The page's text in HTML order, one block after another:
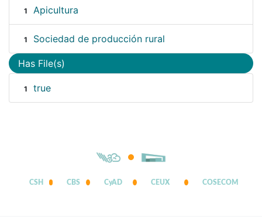
1 Apicultura
1 Sociedad de producción rural
Has File(s)
1 true
CSH CBS CyAD CEUX COSECOM